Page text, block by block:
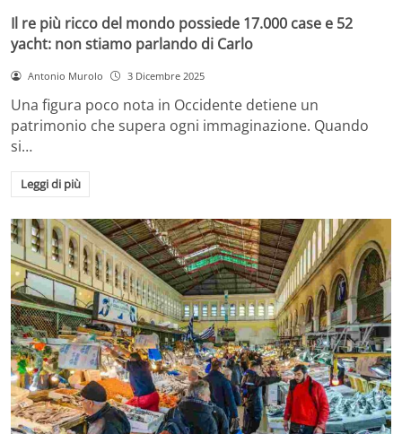
Il re più ricco del mondo possiede 17.000 case e 52
yacht: non stiamo parlando di Carlo
Antonio Murolo 3 Dicembre 2025
Una figura poco nota in Occidente detiene un
patrimonio che supera ogni immaginazione. Quando
si…
Leggi di più